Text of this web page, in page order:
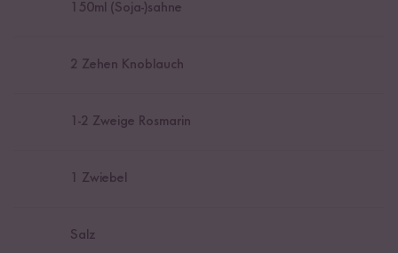
150ml (Soja-)sahne
2 Zehen Knoblauch
1 -2 Zweige Rosmarin
1 Zwiebel
Salz